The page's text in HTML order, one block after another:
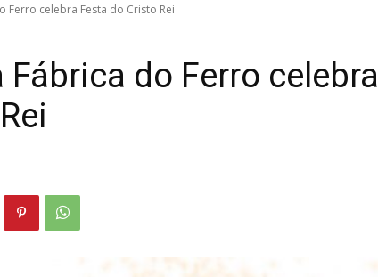
Ferro celebra Festa do Cristo Rei
do Ferro celebra